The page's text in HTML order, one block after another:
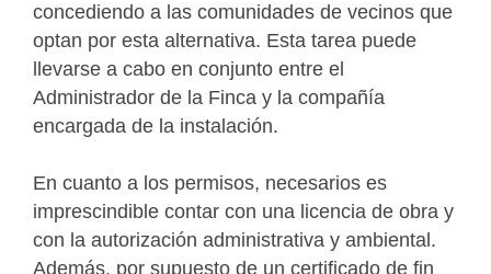
concediendo a las comunidades de vecinos que
optan por esta alternativa. Esta tarea puede
llevarse a cabo en conjunto entre el
Administrador de la Finca y la compañía
encargada de la instalación.
En cuanto a los permisos, necesarios es
imprescindible contar con una licencia de obra y
con la autorización administrativa y ambiental.
Además, por supuesto de un certificado de fin